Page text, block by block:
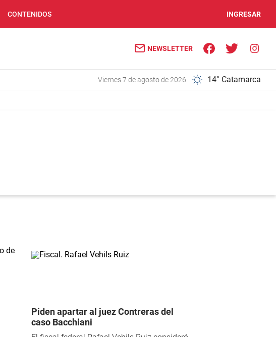
CONTENIDOS INGRESAR
NEWSLETTER
viernes 7 de agosto de 2026 14° Catamarca
Piden apartar al juez Contreras del
caso Bacchiani